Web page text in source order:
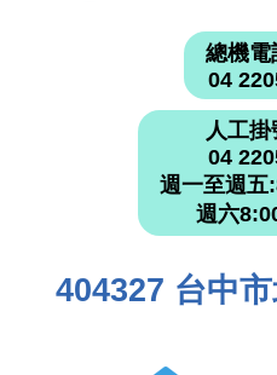
總機電
04
人工
04
週一至週五
週六
404327 台中